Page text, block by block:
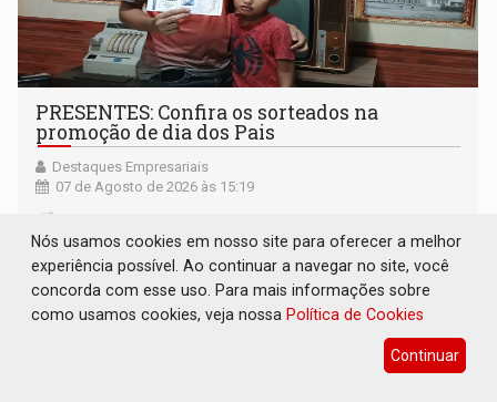
PRESENTES: Confira os sorteados na
promoção de dia dos Pais
Destaques Empresariais
07 de Agosto de 2026 às 15:19
Nós usamos cookies em nosso site para oferecer a melhor
experiência possível. Ao continuar a navegar no site, você
concorda com esse uso. Para mais informações sobre
como usamos cookies, veja nossa Política de Cookies
Continuar